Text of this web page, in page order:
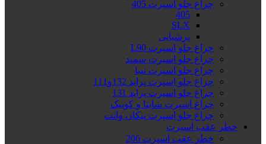
چراغ جلو اسپرت 405
405
SLX
پرشیایی
چراغ جلو اسپرت L90
چراغ جلو اسپرت سمند
چراغ جلو اسپرت تیبا
چراغ جلو اسپرت پراید 132و111
چراغ جلو اسپرت پراید 131
چراغ اسپرت ساینا و کوییک
چراغ جلو اسپرت پیکان وانت
خطر عقب اسپرت
خطر عقب اسپرت 206